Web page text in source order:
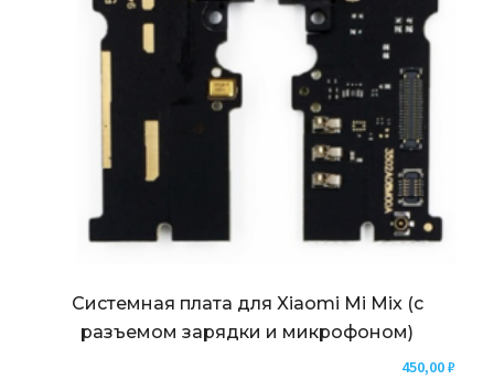
Системная плата для Xiaomi Mi Mix (с
разъемом зарядки и микрофоном)
450,00₽